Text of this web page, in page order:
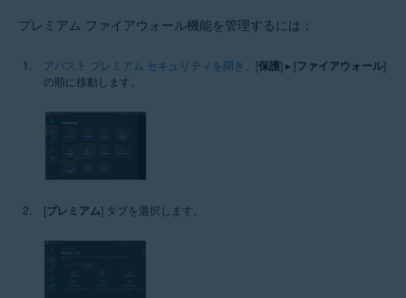
プレミアム ファイアウォール機能を管理するには：
アバスト プレミアム セキュリティを開き 、[保護] ▸ [ファイアウォール]
の順に移動します。
[プレミアム] タブを選択します。